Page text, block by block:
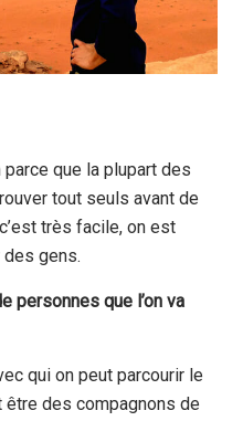
que la plupart des
tout seuls avant de
très facile, on est
des gens.
personnes que l’on va
qui on peut parcourir le
des compagnons de